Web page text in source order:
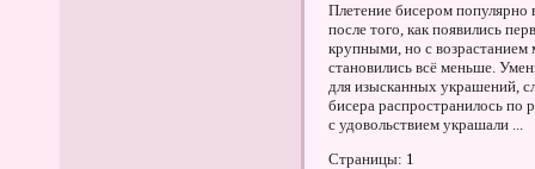
Плетение бисером популярно
после того, как появились
крупными, но с возрастанием
становились всё меньше.
для изысканных украшений,
бисера распространилось по
с удовольствием украшали ...
Страницы: 1